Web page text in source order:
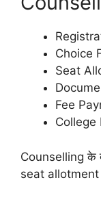
Choice
Seat
Fee
College
Counselling के
seat allotment